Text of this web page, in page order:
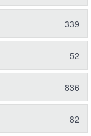
339
52
836
82